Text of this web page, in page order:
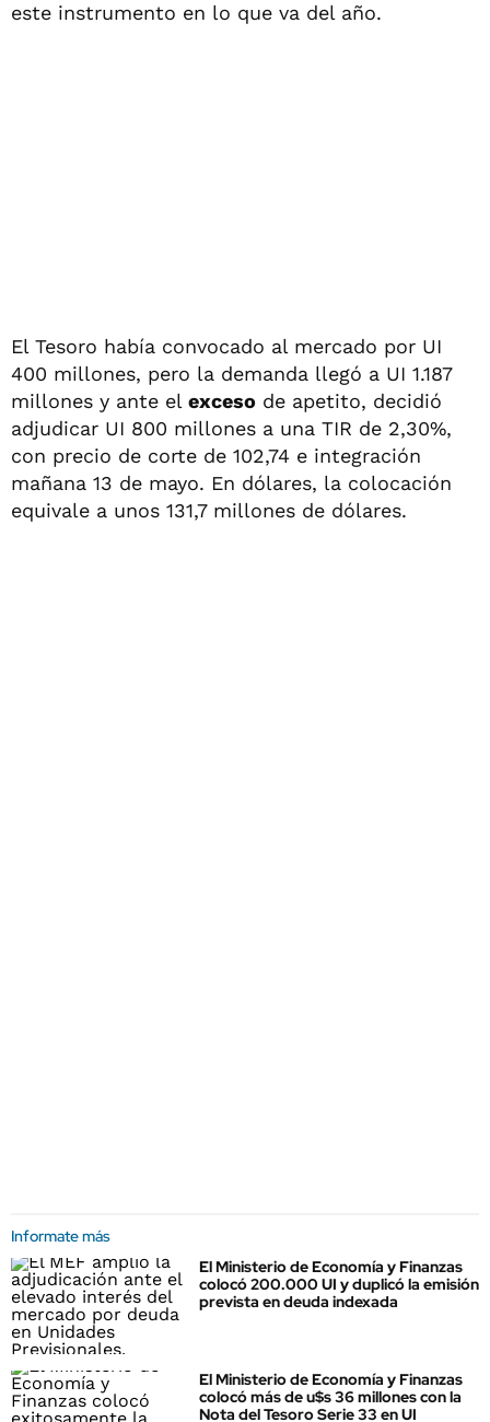
este instrumento en lo que va del año.
El Tesoro había convocado al mercado por UI
400 millones, pero la demanda llegó a UI 1.187
millones y ante el exceso de apetito, decidió
adjudicar UI 800 millones a una TIR de 2,30%,
con precio de corte de 102,74 e integración
mañana 13 de mayo. En dólares, la colocación
equivale a unos 131,7 millones de dólares.
Informate más
El Ministerio de Economía y Finanzas
colocó 200.000 UI y duplicó la emisión
prevista en deuda indexada
El Ministerio de Economía y Finanzas
colocó más de u$s 36 millones con la
Nota del Tesoro Serie 33 en UI